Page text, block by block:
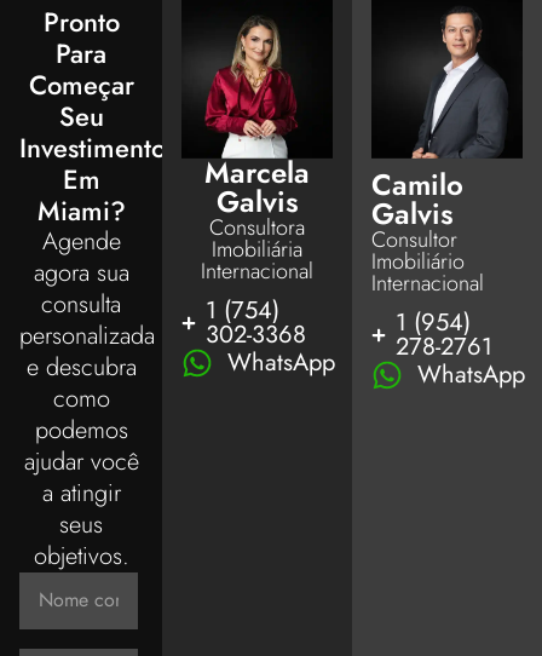
Pronto
Para
Começar
Seu
Investimento
Em
Miami?
Agende
agora sua
consulta
personalizada
e descubra
como
podemos
ajudar você
a atingir
seus
objetivos.
Marcela
Galvis
Consultora
Imobiliária
Internacional
1 (754)
302-3368
WhatsApp
Camilo
Galvis
Consultor
Imobiliário
Internacional
1 (954)
278-2761
WhatsApp